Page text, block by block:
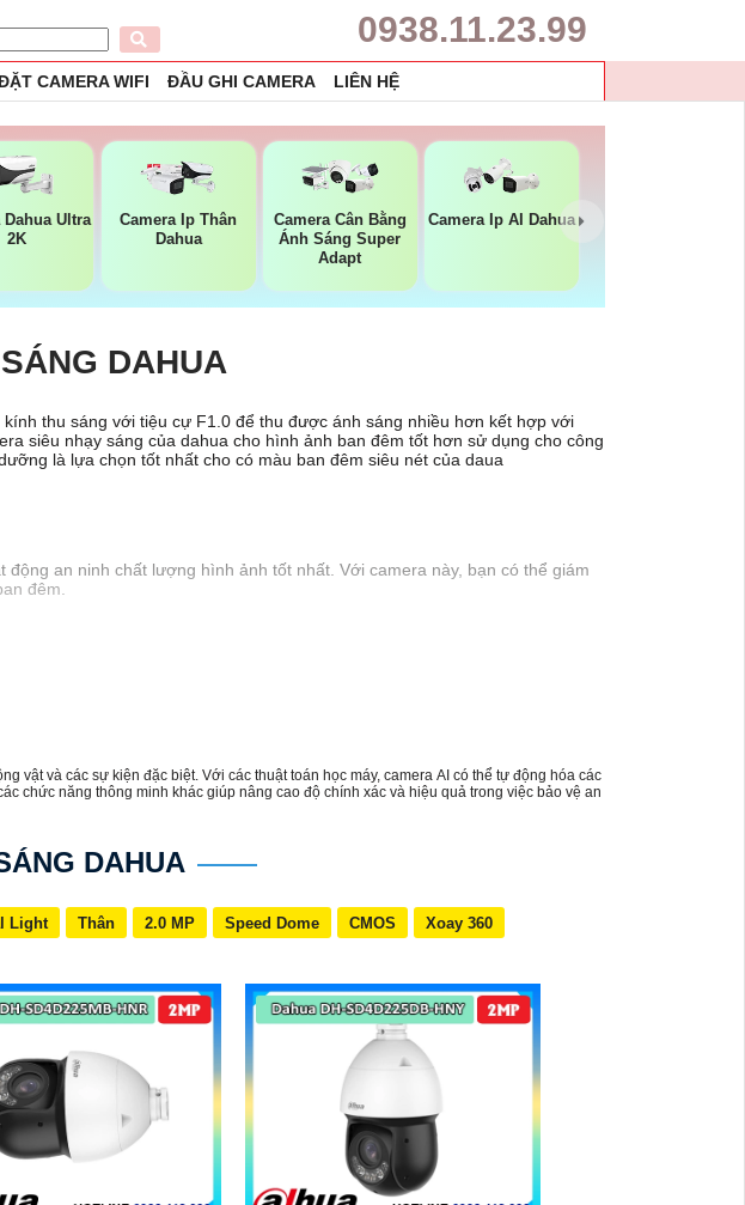
0938.11.23.99
CAMERA WIFI ĐẦU GHI CAMERA LIÊN HỆ
Dahua Ultra
2K
Camera Ip Thân
Dahua
Camera Cân Bằng
Ánh Sáng Super
Adapt
Camera Ip AI Dahua
DAHUA
thu sáng với tiệu cự F1.0 để thu được ánh sáng nhiều hơn kết hợp với
siêu nhạy sáng của dahua cho hình ảnh ban đêm tốt hơn sử dụng cho công
là lựa chọn tốt nhất cho có màu ban đêm siêu nét của daua
an ninh chất lượng hình ảnh tốt nhất. Với camera này, bạn có thể giám
đêm.
và các sự kiện đặc biệt. Với các thuật toán học máy, camera AI có thể tự động hóa các
chức năng thông minh khác giúp nâng cao độ chính xác và hiệu quả trong việc bảo vệ an
DAHUA
Light Thân 2.0 MP Speed Dome CMOS Xoay 360